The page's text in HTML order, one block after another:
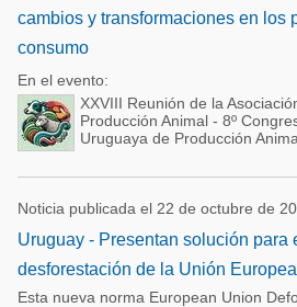
cambios y transformaciones en los
consumo
En el evento:
XXVIII Reunión de la
Producción Animal - 8º
Uruguaya de Producción
Noticia publicada el 22 de octubre de
Uruguay - Presentan solución para
desforestación de la Unión Europea
Esta nueva norma European Union